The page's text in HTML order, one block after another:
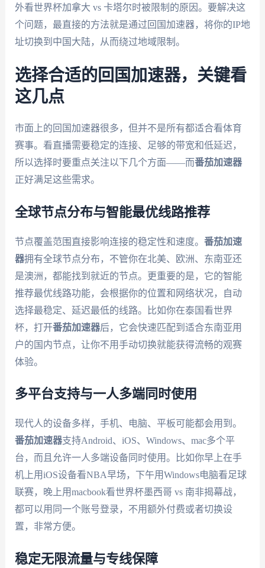
外看世界杯加拿大 vs 卡塔尔时被限制的原因。要解决这
个问题，最直接的方法就是通过回国加速器，将你的IP地
址切换到中国大陆，从而绕过地域限制。
选择合适的回国加速器，关键看
这几点
市面上的回国加速器很多，但并不是所有都适合看体育
赛事。看直播需要稳定的连接、足够的带宽和低延迟，
所以选择时要重点关注以下几个方面——而番茄加速器
正好满足这些需求。
全球节点分布与智能最优线路推荐
节点覆盖范围直接影响连接的稳定性和速度。 番茄加速
器拥有全球节点分布，不管你在北美、欧洲、东南亚还
是澳洲，都能找到就近的节点。更重要的是，它的智能
推荐最优线路功能，会根据你的位置和网络状况，自动
选择最稳定、延迟最低的线路。比如你在泰国看世界
杯，打开番茄加速器后，它会快速匹配到适合东南亚用
户的国内节点，让你不用手动切换就能获得流畅的观赛
体验。
多平台支持与一人多端同时使用
现代人的设备多样，手机、电脑、平板可能都会用到。
番茄加速器支持Android、iOS、Windows、mac多个平
台，而且允许一人多端设备同时使用。比如你早上在手
机上用iOS设备看NBA早场，下午用Windows电脑看足球
联赛，晚上用macbook看世界杯墨西哥 vs 南非揭幕战，
都可以用同一个账号登录，不用额外付费或者切换设
置，非常方便。
稳定无限流量与专线保障